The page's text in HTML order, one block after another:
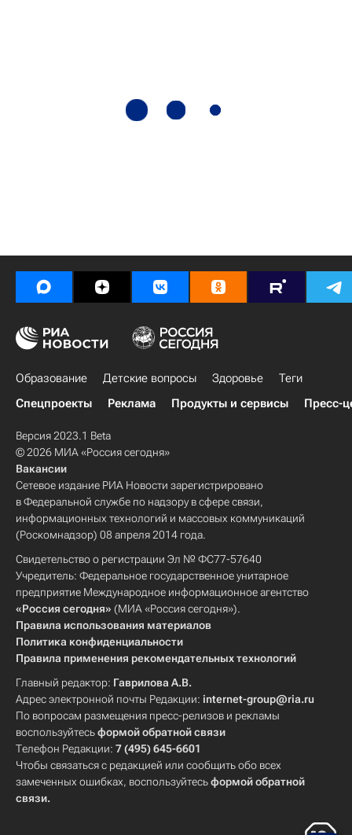
Образование Детские вопросы Здоровье
Теги
Спецпроекты
Реклама Продукты и сервисы Пресс-
Версия 2023.1 Beta
© 2026 МИА «Россия сегодня»
Вакансии
Сетевое издание РИА Новости зарегистрировано
в Федеральной службе по надзору в сфере связи,
информационных технологий и массовых коммуникаций
(Роскомнадзор) 08 апреля 2014 года.
Свидетельство о регистрации Эл № ФС77-57640
Учредитель: Федеральное государственное унитарное
предприятие Международное информационное агентство
«Россия сегодня» (МИА «Россия сегодня»).
Правила использования материалов
Политика конфиденциальности
Правила применения рекомендательных технологий
Главный редактор: Гаврилова А.В.
Адрес электронной почты Редакции: internet-group@ria.ru
По вопросам размещения пресс-релизов и рекламы
воспользуйтесьформой обратной связи
Телефон Редакции: 7 (495) 645-6601
Чтобы связаться с редакцией или сообщить обо всех
замеченных ошибках, воспользуйтесьформой обратной
связи.